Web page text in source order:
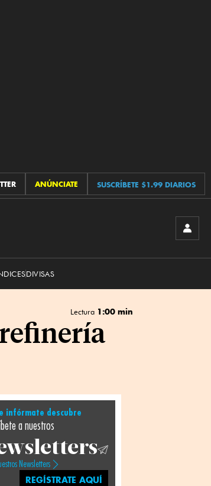
ANÚNCIATE SUSCRÍBETE $1.99 DIARIOS
DIVISAS
Lectura 1:00 min
infórmate descubre
a nuestros
Newsletters
REGÍSTRATE AQUÍ